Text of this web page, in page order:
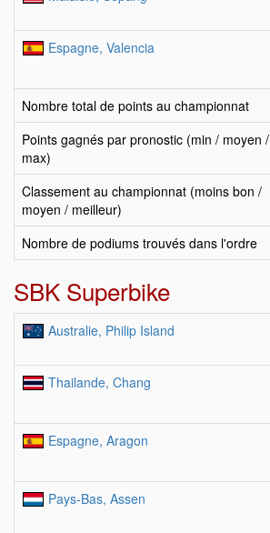
Espagne, Valencia
Nombre total de points au championnat
Points gagnés par pronostic (min / moyen /
max)
Classement au championnat (moins bon /
moyen / meilleur)
Nombre de podiums trouvés dans l'ordre
SBK Superbike
Australie, Philip Island
Thailande, Chang
Espagne, Aragon
Pays-Bas, Assen